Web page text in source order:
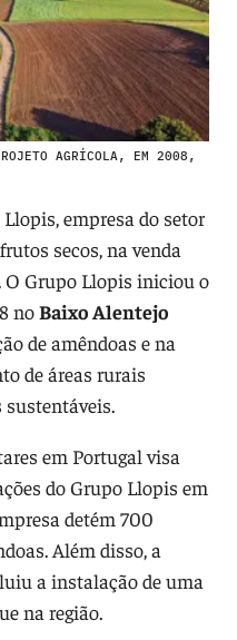
AGRÍCOLA, EM 2008,
empresa do setor
secos, na venda
O Grupo Llopis iniciou o
noBaixo Alentejo
de amêndoas e na
de áreas rurais
sustentáveis.
em Portugal visa
do Grupo Llopis em
detém 700
Além disso, a
a instalação de uma
na região.